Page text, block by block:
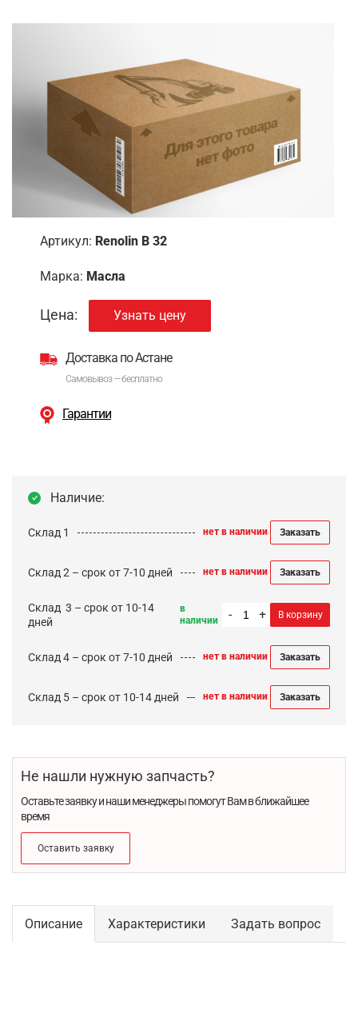
Артикул: Renolin B 32
Марка: Масла
Цена: Узнать цену
Доставка по Астане
Самовывоз — бесплатно
Гарантии
Наличие:
Склад 1 нет в наличии Заказать
Склад 2 – срок от 7-10 дней нет в наличии Заказать
Cклад 3 – срок от 10-14
дней
в
наличии
- + В корзину
Склад 4 – срок от 7-10 дней нет в наличии Заказать
Склад 5 – срок от 10-14 дней нет в наличии Заказать
Не нашли нужную запчасть?
Оставьте заявку и наши менеджеры помогут Вам в ближайшее
время
Оставить заявку
Описание Характеристики Задать вопрос